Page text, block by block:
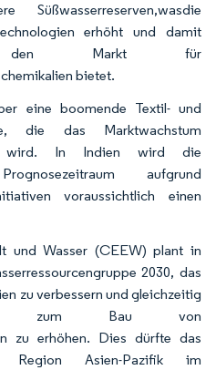
erhöht und damit
den Markt für
bietet.
eine boomende Textil- und
die das Marktwachstum
wird. In Indien wird die
aufgrund
voraussichtlich einen
und Wasser (CEEW) plant in
2030, das
zu verbessern und gleichzeitig
zum Bau von
zu erhöhen. Dies dürfte das
Region Asien-Pazifik im